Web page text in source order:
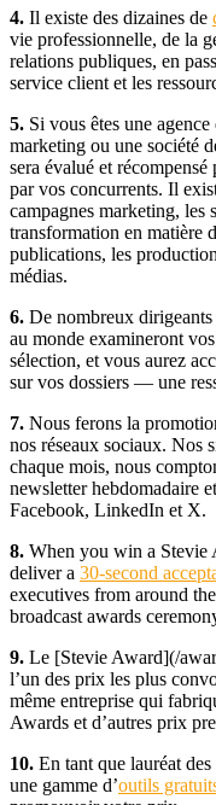
4. Il existe des dizaines de
vie professionnelle, de la
relations publiques, en
service client et les
5. Si vous êtes une
marketing ou une société
sera évalué et récompensé
par vos concurrents. Il
campagnes marketing, les
transformation en matière
publications, les
médias.
6. De nombreux
au monde examineront
sélection, et vous aurez
sur vos dossiers — une
7. Nous ferons la
nos réseaux sociaux. Nos
chaque mois, nous
newsletter hebdomadaire
Facebook, LinkedIn et X.
8. When you win a Stevie
deliver a 30-second
executives from around
broadcast awards
9. Le [Stevie Award](/
l’un des prix les plus
même entreprise qui
Awards et d’autres prix
10. En tant que lauréat
une gamme d’outils